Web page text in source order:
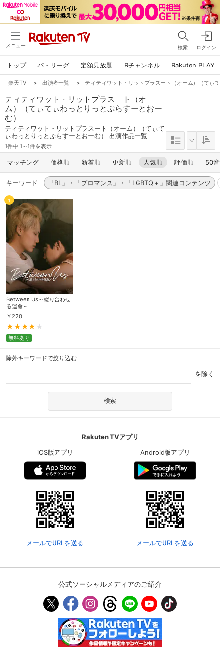
メニュー 検索 ログイン
トップ パ・リーグ 定額見放題 Rチャンネル Rakuten PLAY
楽天TV > 出演者一覧 > ティティワット・リットプラスート（オーム）（てぃ
ティティワット・リットプラスート（オー
ム）（てぃてぃわっとりっとぷらすーとおー
む）
ティティワット・リットプラスート（オーム）（てぃて
ぃわっとりっとぷらすーとおーむ） 出演作品一覧
1件中 1～1件を表示
マッチング 価格順 新着順 更新順 人気順 評価順 50
キーワード 「BL」・「ブロマンス」・「LGBTQ＋」関連コンテンツ
1
Between Us～縒り合わせ
る運命～
￥ 220
無料あり
除外キーワードで絞り込む
を除く
Rakuten TVアプリ
iOS版アプリ
メールでURLを送る
Android版アプリ
メールでURLを送る
公式ソーシャルメディアのご紹介